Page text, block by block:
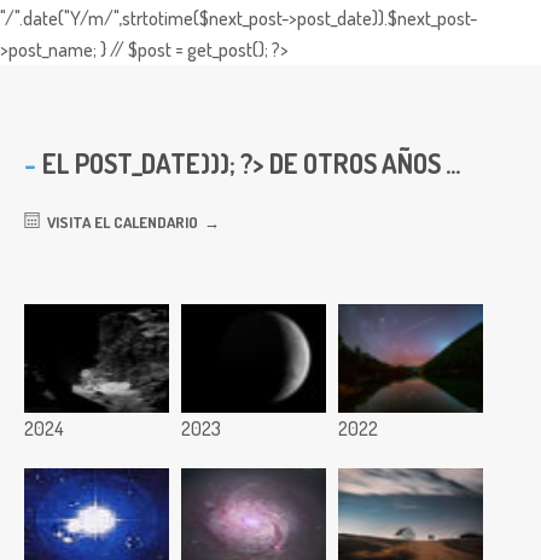
"/".date("Y/m/",strtotime($next_post->post_date)).$next_post-
>post_name; } // $post = get_post(); ?>
EL POST_DATE))); ?> DE OTROS AÑOS ...
VISITA EL CALENDARIO
2024 2023 2022